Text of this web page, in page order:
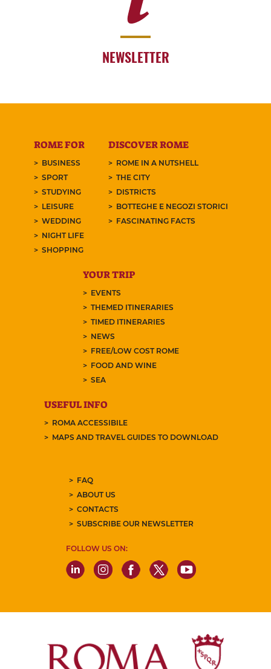
NEWSLETTER
ROME FOR
BUSINESS
SPORT
STUDYING
LEISURE
WEDDING
NIGHT LIFE
SHOPPING
DISCOVER ROME
ROME IN A NUTSHELL
THE CITY
DISTRICTS
BOTTEGHE E NEGOZI STORICI
FASCINATING FACTS
YOUR TRIP
EVENTS
THEMED ITINERARIES
TIMED ITINERARIES
NEWS
FREE/LOW COST ROME
FOOD AND WINE
SEA
USEFUL INFO
ROMA ACCESSIBILE
MAPS AND TRAVEL GUIDES TO DOWNLOAD
FAQ
ABOUT US
CONTACTS
SUBSCRIBE OUR NEWSLETTER
FOLLOW US ON: